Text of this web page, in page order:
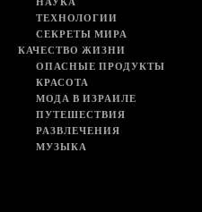
ТЕХНОЛОГИИ
СЕКРЕТЫ МИРА
КАЧЕСТВО ЖИЗНИ
ОПАСНЫЕ ПРОДУКТЫ
КРАСОТА
МОДА В ИЗРАИЛЕ
ПУТЕШЕСТВИЯ
РАЗВЛЕЧЕНИЯ
МУЗЫКА